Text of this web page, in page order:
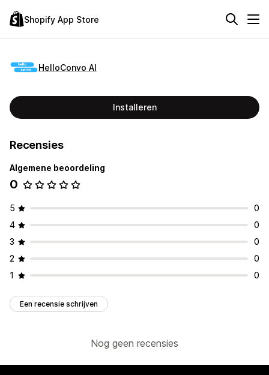
Shopify App Store
HelloConvo AI
Installeren
Recensies
Algemene beoordeling
0
5
0
4
0
3
0
2
0
1
0
Een recensie schrijven
Nog geen recensies